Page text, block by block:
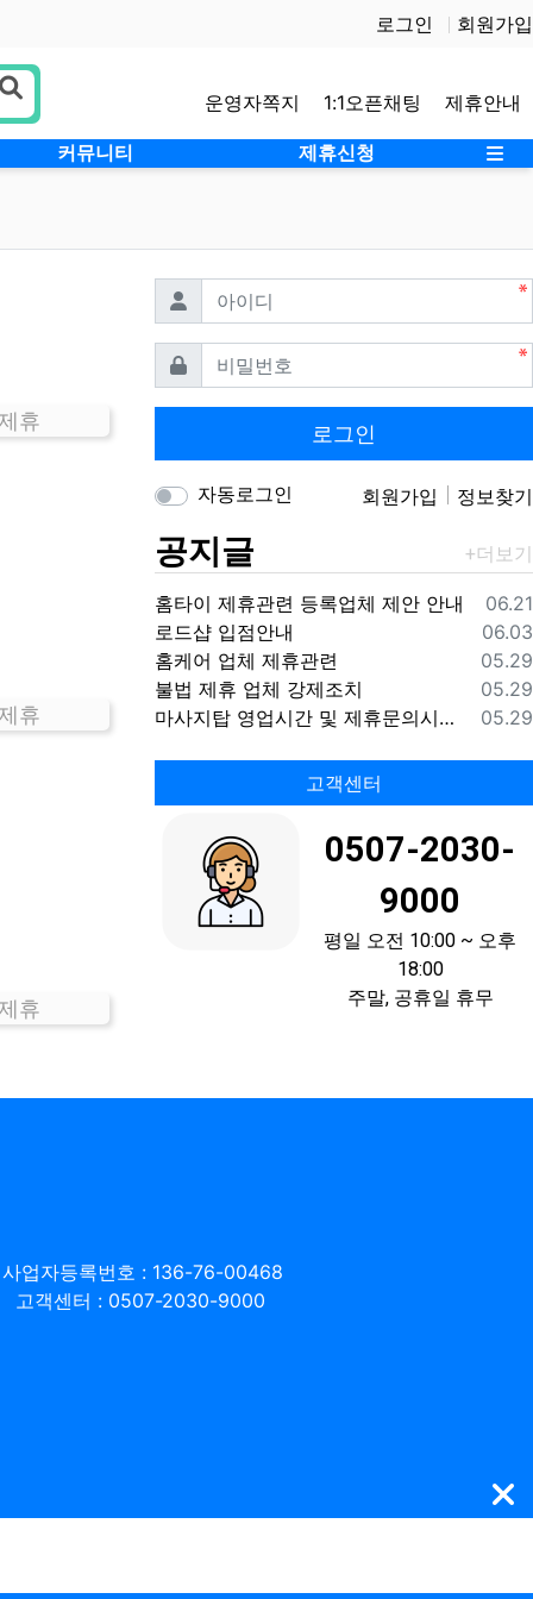
로그인 회원가입
운영자쪽지 1:1오픈채팅 제휴안내
커뮤니티 제휴신청 사
휴
휴
휴
아이디 필수
비밀번호필수
로그인
자동로그인 회원가입 정보찾기
공지글
등록
06.21
홈타이 제휴관련 등록업체 제안 안내
등록
06.03
로드샵 입점안내
등록
05.29
홈케어 업체 제휴관련
등록
05.29
불법 제휴 업체 강제조치
등록
05.29
마사지탑 영업시간 및 제휴문의시간 안내
고객센터
0507-2030-
9000
평일 오전 10:00 ~ 오후
18:00
주말, 공휴일 휴무
사업자등록번호 : 136-76-00468
고객센터 : 0507-2030-9000